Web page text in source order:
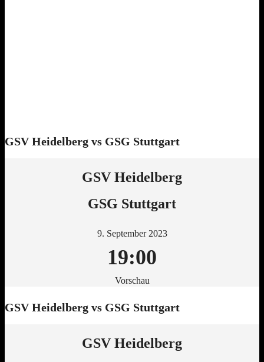
GSV Heidelberg vs GSG Stuttgart
GSV Heidelberg
GSG Stuttgart
9. September 2023
19:00
Vorschau
GSV Heidelberg vs GSG Stuttgart
GSV Heidelberg